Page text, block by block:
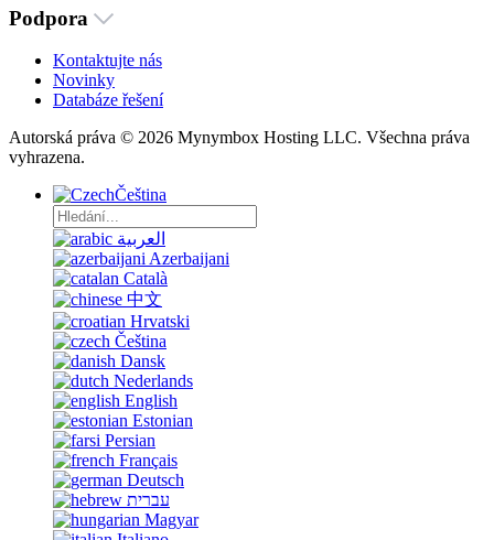
Podpora
Kontaktujte nás
Novinky
Databáze řešení
Autorská práva © 2026 Mynymbox Hosting LLC. Všechna práva
vyhrazena.
Čeština
العربية
Azerbaijani
Català
中文
Hrvatski
Čeština
Dansk
Nederlands
English
Estonian
Persian
Français
Deutsch
עברית
Magyar